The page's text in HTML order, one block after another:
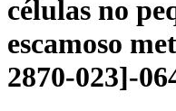
células no
escamoso
2870-023]-